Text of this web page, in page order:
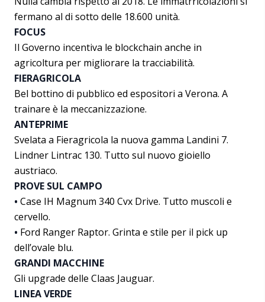
fermano al di sotto delle 18.600 unità.
FOCUS
Il Governo incentiva le blockchain anche in
agricoltura per migliorare la tracciabilità.
FIERAGRICOLA
Bel bottino di pubblico ed espositori a Verona. A
trainare è la meccanizzazione.
ANTEPRIME
Svelata a Fieragricola la nuova gamma Landini 7.
Lindner Lintrac 130. Tutto sul nuovo gioiello
austriaco.
PROVE SUL CAMPO
• Case IH Magnum 340 Cvx Drive. Tutto muscoli e
cervello.
• Ford Ranger Raptor. Grinta e stile per il pick up
dell’ovale blu.
GRANDI MACCHINE
Gli upgrade delle Claas Jauguar.
LINEA VERDE